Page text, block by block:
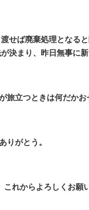
せば廃棄処理となる
決まり、昨日無事に
旅立つときは何だか
りがとう。
これからよろしくお願